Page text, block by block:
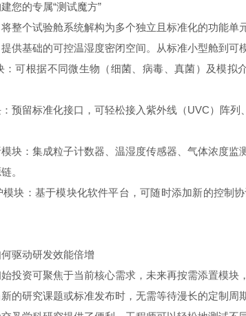
的专属“测试魔方”
个试验舱系统解构为多个独立且标准化的功能单
基础的可控温湿度密闭空间。从标准小型舱到可
根据不同微生物（细菌、病毒、真菌）及模拟
留标准化接口，可轻松接入紫外线（UVC）阵列
：集成粒子计数器、温湿度传感器、气体浓度监
。
：基于模块化软件平台，可随时添加新的控制
驱动研发效能倍增
资可聚焦于当前核心需求，未来再按需添置模块
研究课题或标准发布时，无需等待漫长的定制周